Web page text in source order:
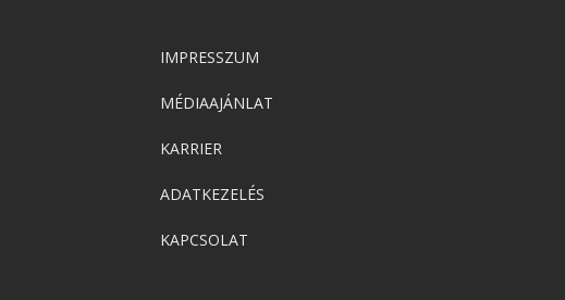
IMPRESSZUM
MÉDIAAJÁNLAT
KARRIER
ADATKEZELÉS
KAPCSOLAT